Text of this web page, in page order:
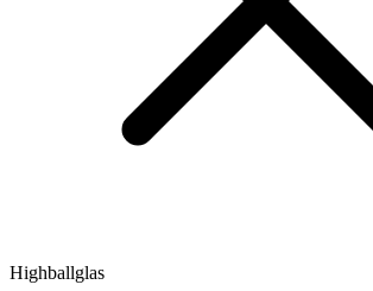
Highballglas